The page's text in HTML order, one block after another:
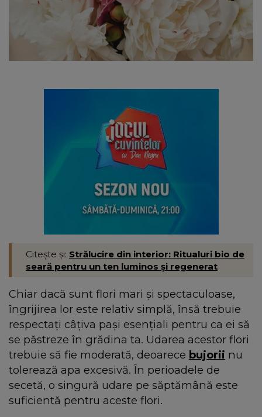
Citește și: Strălucire din interior: Ritualuri bio de
seară pentru un ten luminos și regenerat
Chiar dacă sunt flori mari și spectaculoase,
îngrijirea lor este relativ simplă, însă trebuie
respectați câțiva pași esențiali pentru ca ei să
se păstreze în grădina ta. Udarea acestor flori
trebuie să fie moderată, deoarece bujorii nu
tolerează apa excesivă. În perioadele de
secetă, o singură udare pe săptămână este
suficientă pentru aceste flori.